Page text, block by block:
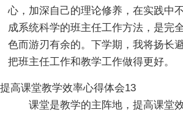
心，加深自己的理论修养，在实践中
成系统科学的班主任工作方法，是完
色而游刃有余的。下学期，我将扬长
把班主任工作和教学工作做得更好。
提高课堂教学效率心得体会13
课堂是教学的主阵地，提高课堂